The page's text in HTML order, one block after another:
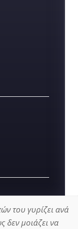
του γυρίζει ανά
δεν μοιάζει να